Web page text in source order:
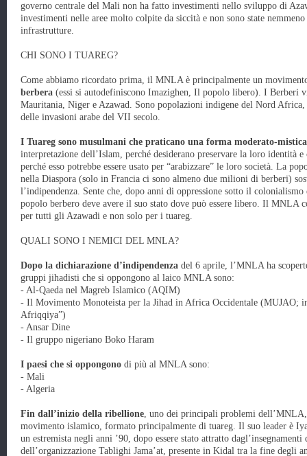
governo centrale del Mali non ha fatto investimenti nello sviluppo di
investimenti nelle aree molto colpite da siccità e non sono state
infrastrutture.
CHI SONO I TUAREG?
Come abbiamo ricordato prima, il MNLA è principalmente un
berbera (essi si autodefiniscono Imazighen, Il popolo libero). I Berberi
Mauritania, Niger e Azawad. Sono popolazioni indigene del Nord
delle invasioni arabe del VII secolo.
I Tuareg sono musulmani che praticano una forma moderato-
interpretazione dell’Islam, perché desiderano preservare la loro identità
perché esso potrebbe essere usato per “arabizzare” le loro società. La
nella Diaspora (solo in Francia ci sono almeno due milioni di berberi)
l’indipendenza. Sente che, dopo anni di oppressione sotto il
popolo berbero deve avere il suo stato dove può essere libero. Il MNLA
per tutti gli Azawadi e non solo per i tuareg.
QUALI SONO I NEMICI DEL MNLA?
Dopo la dichiarazione d’indipendenza del 6 aprile, l’MNLA ha
gruppi jihadisti che si oppongono al laico MNLA sono:
- Al-Qaeda nel Magreb Islamico (AQIM)
- Il Movimento Monoteista per la Jihad in Africa Occidentale (MUJAO;
Afriqqiya”)
- Ansar Dine
- Il gruppo nigeriano Boko Haram
I paesi che si oppongono di più al MNLA sono:
- Mali
- Algeria
Fin dall’inizio della ribellione, uno dei principali problemi
movimento islamico, formato principalmente di tuareg. Il suo leader è
un estremista negli anni ’90, dopo essere stato attratto
dell’organizzazione Tablighi Jama’at, presente in Kidal tra la fine degli